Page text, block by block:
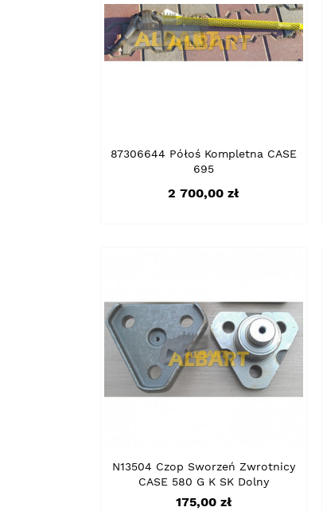
87306644 Półoś Kompletna CASE
695
Cena
2 700,00 zł
N13504 Czop Sworzeń Zwrotnicy
CASE 580 G K SK Dolny
Cena
175,00 zł